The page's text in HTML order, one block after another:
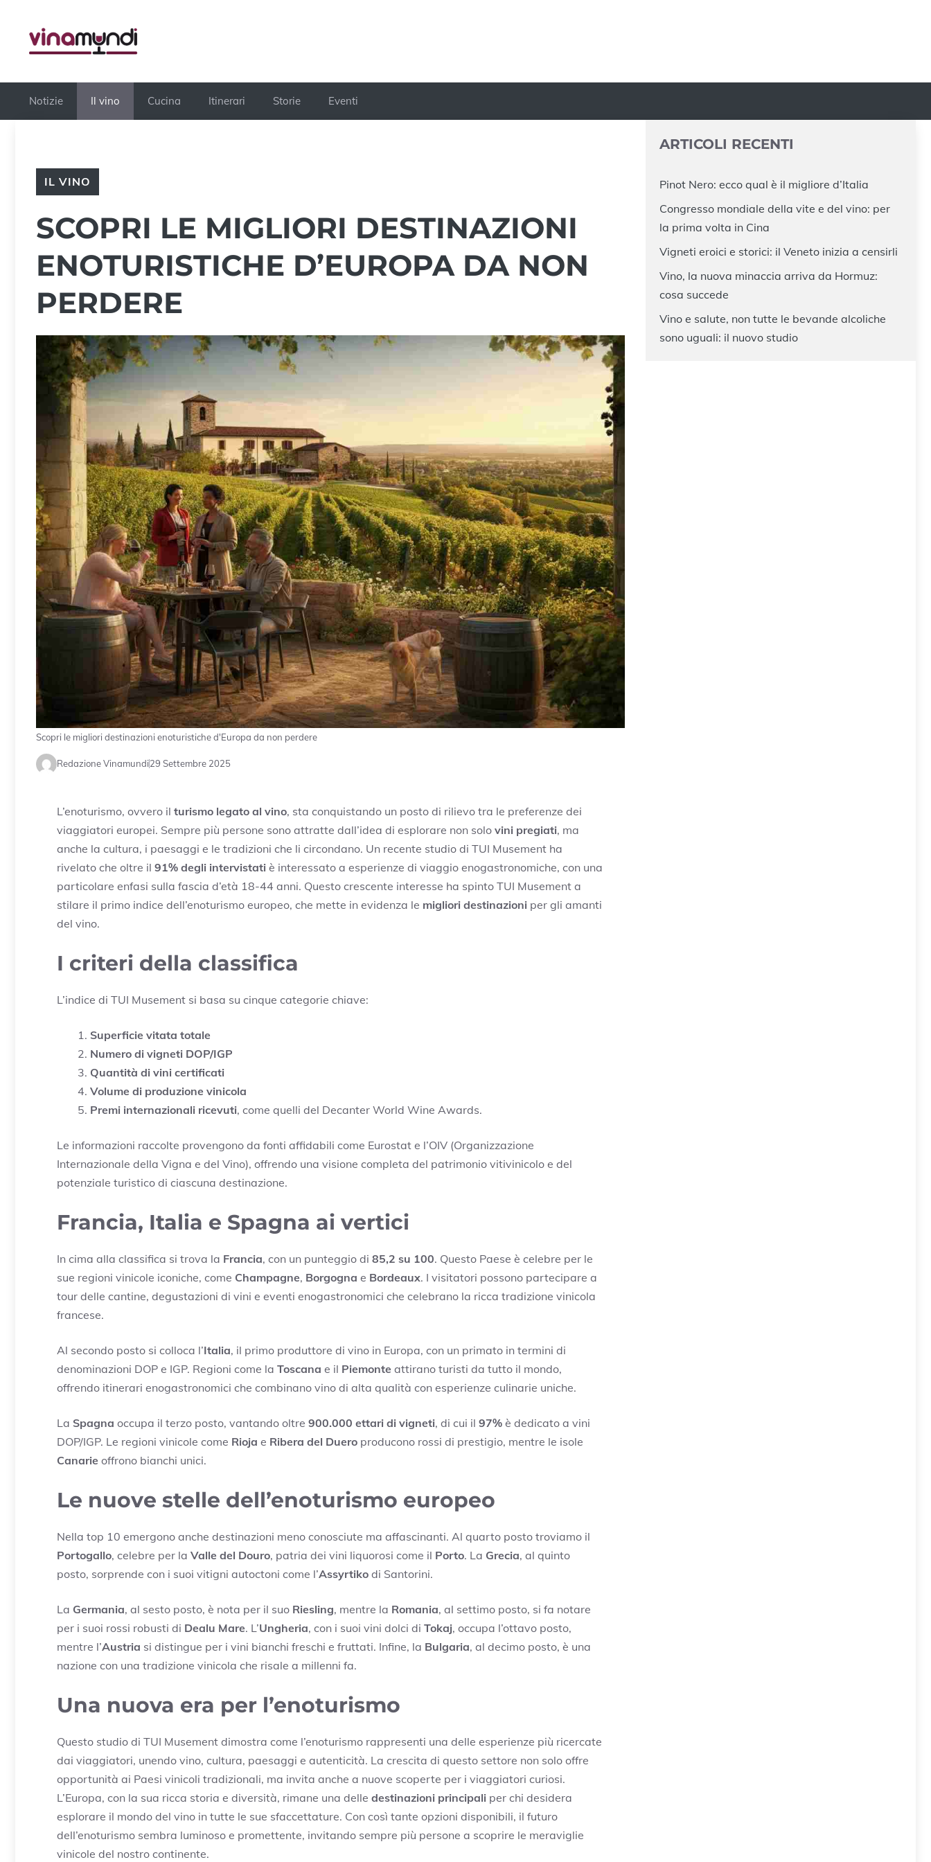
contenuto
Notizie Il vino Cucina Itinerari Storie Eventi
IL VINO
SCOPRI LE MIGLIORI DESTINAZIONI
ENOTURISTICHE D’EUROPA DA NON
PERDERE
Scopri le migliori destinazioni enoturistiche d'Europa da non perdere
Redazione Vinamundi29 Settembre 2025
L’enoturismo, ovvero il turismo legato al vino, sta conquistando un posto di rilievo tra le preferenze dei
viaggiatori europei. Sempre più persone sono attratte dall’idea di esplorare non solo vini pregiati, ma
anche la cultura, i paesaggi e le tradizioni che li circondano. Un recente studio di TUI Musement ha
rivelato che oltre il 91% degli intervistati è interessato a esperienze di viaggio enogastronomiche, con una
particolare enfasi sulla fascia d’età 18-44 anni. Questo crescente interesse ha spinto TUI Musement a
stilare il primo indice dell’enoturismo europeo, che mette in evidenza le migliori destinazioni per gli amanti
del vino.
I criteri della classifica
L’indice di TUI Musement si basa su cinque categorie chiave:
Superficie vitata totale
Numero di vigneti DOP/IGP
Quantità di vini certificati
Volume di produzione vinicola
Premi internazionali ricevuti, come quelli del Decanter World Wine Awards.
Le informazioni raccolte provengono da fonti affidabili come Eurostat e l’OIV (Organizzazione
Internazionale della Vigna e del Vino), offrendo una visione completa del patrimonio vitivinicolo e del
potenziale turistico di ciascuna destinazione.
Francia, Italia e Spagna ai vertici
In cima alla classifica si trova la Francia, con un punteggio di 85,2 su 100. Questo Paese è celebre per le
sue regioni vinicole iconiche, come Champagne, Borgogna e Bordeaux. I visitatori possono partecipare a
tour delle cantine, degustazioni di vini e eventi enogastronomici che celebrano la ricca tradizione vinicola
francese.
Al secondo posto si colloca l’Italia, il primo produttore di vino in Europa, con un primato in termini di
denominazioni DOP e IGP. Regioni come la Toscana e il Piemonte attirano turisti da tutto il mondo,
offrendo itinerari enogastronomici che combinano vino di alta qualità con esperienze culinarie uniche.
La Spagna occupa il terzo posto, vantando oltre 900.000 ettari di vigneti, di cui il 97% è dedicato a vini
DOP/IGP. Le regioni vinicole come Rioja e Ribera del Duero producono rossi di prestigio, mentre le isole
Canarie offrono bianchi unici.
Le nuove stelle dell’enoturismo europeo
Nella top 10 emergono anche destinazioni meno conosciute ma affascinanti. Al quarto posto troviamo il
Portogallo, celebre per la Valle del Douro, patria dei vini liquorosi come il Porto. La Grecia, al quinto
posto, sorprende con i suoi vitigni autoctoni come l’Assyrtiko di Santorini.
La Germania, al sesto posto, è nota per il suo Riesling, mentre la Romania, al settimo posto, si fa notare
per i suoi rossi robusti di Dealu Mare. L’Ungheria, con i suoi vini dolci di Tokaj, occupa l’ottavo posto,
mentre l’Austria si distingue per i vini bianchi freschi e fruttati. Infine, la Bulgaria, al decimo posto, è una
nazione con una tradizione vinicola che risale a millenni fa.
Una nuova era per l’enoturismo
Questo studio di TUI Musement dimostra come l’enoturismo rappresenti una delle esperienze più ricercate
dai viaggiatori, unendo vino, cultura, paesaggi e autenticità. La crescita di questo settore non solo offre
opportunità ai Paesi vinicoli tradizionali, ma invita anche a nuove scoperte per i viaggiatori curiosi.
L’Europa, con la sua ricca storia e diversità, rimane una delle destinazioni principali per chi desidera
esplorare il mondo del vino in tutte le sue sfaccettature. Con così tante opzioni disponibili, il futuro
dell’enoturismo sembra luminoso e promettente, invitando sempre più persone a scoprire le meraviglie
vinicole del nostro continente.
ARTICOLI RECENTI
Pinot Nero: ecco qual è il migliore d’Italia
Congresso mondiale della vite e del vino: per
la prima volta in Cina
Vigneti eroici e storici: il Veneto inizia a censirli
Vino, la nuova minaccia arriva da Hormuz:
cosa succede
Vino e salute, non tutte le bevande alcoliche
sono uguali: il nuovo studio